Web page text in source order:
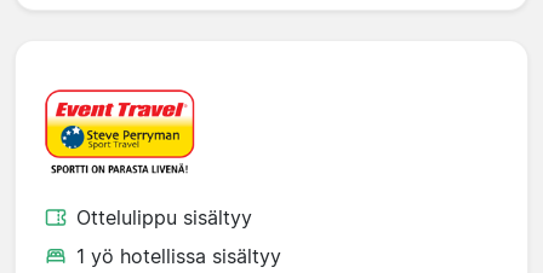
Ottelulippu sisältyy
1 yö hotellissa sisältyy